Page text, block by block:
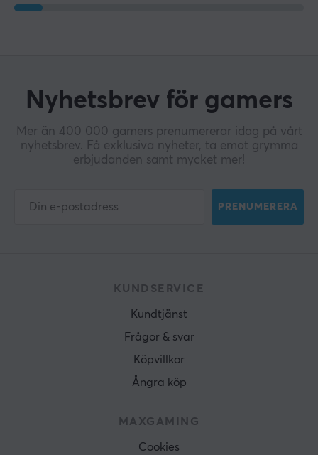
Nyhetsbrev för gamers
Mer än 400 000 gamers prenumererar idag på vårt
nyhetsbrev. Få exklusiva nyheter, ta emot grymma
erbjudanden samt mycket mer!
PRENUMERERA
KUNDSERVICE
Kundtjänst
Frågor & svar
Köpvillkor
Ångra köp
MAXGAMING
Cookies